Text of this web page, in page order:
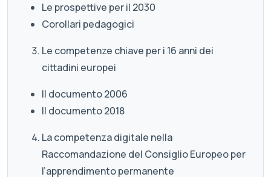
Le prospettive per il 2030
Corollari pedagogici
Le competenze chiave per i 16 anni dei
cittadini europei
Il documento 2006
Il documento 2018
La competenza digitale nella
Raccomandazione del Consiglio Europeo per
l’apprendimento permanente